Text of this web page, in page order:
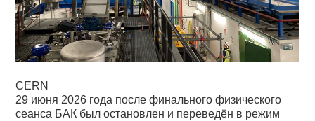
CERN
29 июня 2026 года после финального физического
сеанса БАК был остановлен и переведён в режим